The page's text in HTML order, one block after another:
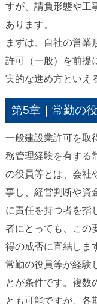
すが、請負形態や工
あります。
まずは、自社の営業
許可（一般）を前提
実的な進め方といえ
第5章｜常勤の
一般建設業許可を取
務管理経験を有する
の役員等とは、会社
事し、経営判断や資
に責任を持つ者を指
者にとっても、この
得の成否に直結しま
常勤の役員等が経験
とが条件です。複数
とも可能ですが、各